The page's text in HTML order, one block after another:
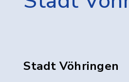
Stadt Vöhringen